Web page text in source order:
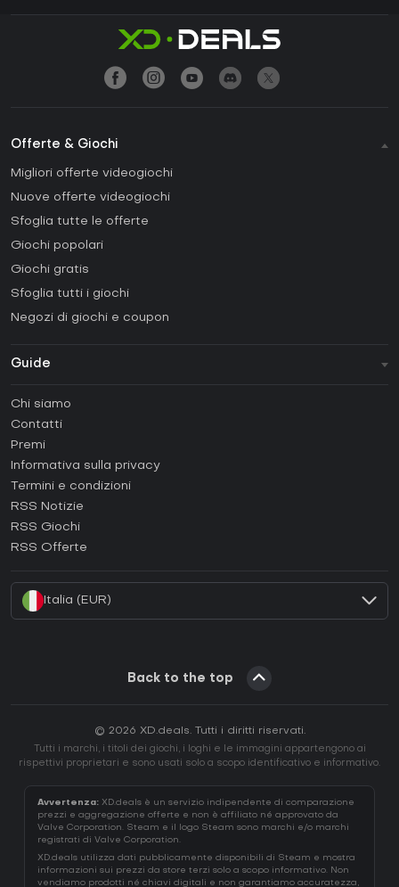
Offerte & Giochi
Migliori offerte videogiochi
Nuove offerte videogiochi
Sfoglia tutte le offerte
Giochi popolari
Giochi gratis
Sfoglia tutti i giochi
Negozi di giochi e coupon
Guide
Come attivare una Steam CD Key?
Come attivare una Epic Games CD Key?
Come attivare una GOG CD Key?
Come attivare una Ubisoft Connect CD Key?
Chi siamo
Contatti
Premi
Informativa sulla privacy
Termini e condizioni
RSS Notizie
RSS Giochi
RSS Offerte
Italia (EUR)
Back to the top
© 2026 XD.deals. Tutti i diritti riservati.
Tutti i marchi, i titoli dei giochi, i loghi e le immagini appartengono ai
rispettivi proprietari e sono usati solo a scopo identificativo e informativo.
Avvertenza: XD.deals è un servizio indipendente di comparazione
prezzi e aggregazione offerte e non è affiliato né approvato da
Valve Corporation. Steam e il logo Steam sono marchi e/o marchi
registrati di Valve Corporation.
XD.deals utilizza dati pubblicamente disponibili di Steam e mostra
informazioni sui prezzi da store terzi solo a scopo informativo. Non
vendiamo prodotti né chiavi digitali e non garantiamo accuratezza,